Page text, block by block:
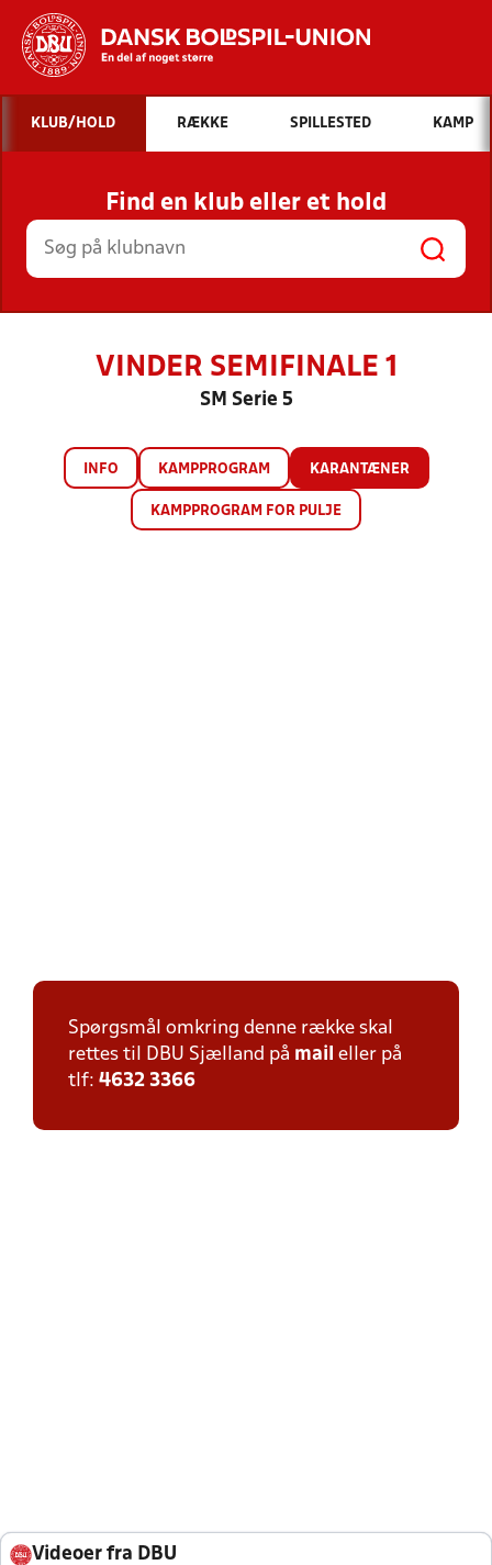
Hvad vil du søge efter?
INDHOLD OG NYHEDER
STILLINGER, RESULTATER, KLUBBER OG
HOLD
KLUB/HOLD RÆKKE SPILLESTED KAMP
Find en klub eller et hold
VINDER SEMIFINALE 1
SM Serie 5
INFO KAMPPROGRAM KARANTÆNER
KAMPPROGRAM FOR PULJE
Spørgsmål omkring denne række skal
rettes til DBU Sjælland på mail eller på
tlf: 4632 3366
Videoer fra DBU